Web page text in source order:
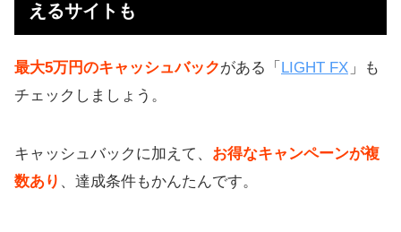
えるサイトも
最大5万円のキャッシュバックがある「 LIGHT FX 」も
チェックしましょう。
キャッシュバックに加えて、 お得なキャンペーンが複
数あり 、達成条件もかんたんです。